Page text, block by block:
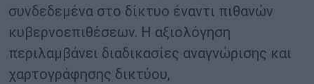
συνδεδεμένα στο δίκτυο έναντι πιθανών
κυβερνοεπιθέσεων. Η αξιολόγηση
περιλαμβάνει διαδικασίες αναγνώρισης και
χαρτογράφησης δικτύου,